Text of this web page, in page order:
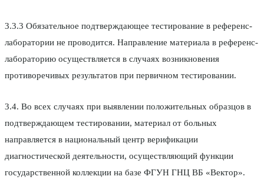
3.3.3 Обязательное подтверждающее тестирование в референс-
лаборатории не проводится. Направление материала в референс-
лабораторию осуществляется в случаях возникновения
противоречивых результатов при первичном тестировании.
3.4. Во всех случаях при выявлении положительных образцов в
подтверждающем тестировании, материал от больных
направляется в национальный центр верификации
диагностической деятельности, осуществляющий функции
государственной коллекции на базе ФГУН ГНЦ ВБ «Вектор».